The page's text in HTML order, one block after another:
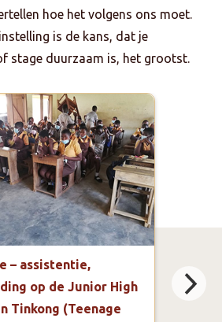
hoe het volgens ons moet.
is de kans, dat je
stage duurzaam is, het grootst.
– assistentie,
op de Junior High
Tinkong (Teenage